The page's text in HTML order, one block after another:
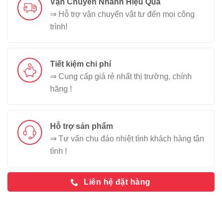
Vận Chuyển Nhanh Hiệu Quả
⇒ Hỗ trợ vận chuyển vật tư đến mọi công
trình!
Tiết kiệm chi phí
⇒ Cung cấp giá rẻ nhất thị trường, chính
hãng !
Hỗ trợ sản phẩm
⇒ Tư vấn chu đáo nhiệt tình khách hàng tận
tình !
Liên hệ đặt hàng